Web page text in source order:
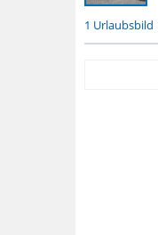
1 Urlaubsbild